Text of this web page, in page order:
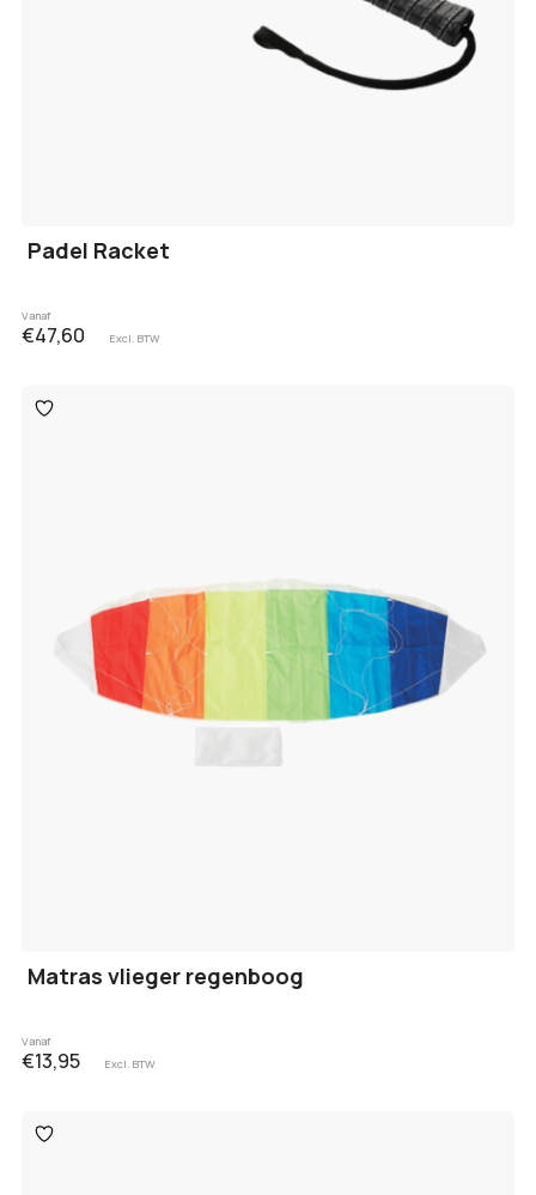
Padel Racket
Vanaf
€47,60 Excl. BTW
Toevoegen
aan
Matras vlieger regenboog
Vanaf
€13,95 Excl. BTW
Toevoegen
aan